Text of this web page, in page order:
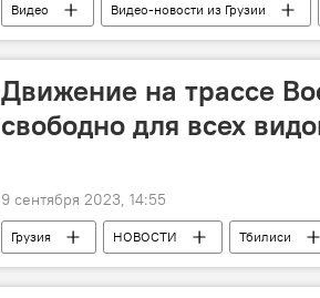
Видео Видео-новости из Грузии
ПОГОДА
Непогода в Грузии
Движение на трассе
свободно для всех
9 сентября 2023, 14:55
Грузия НОВОСТИ Тбилиси
Департамент автомобильных дорог